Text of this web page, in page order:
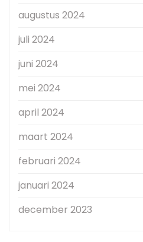
augustus 2024
juli 2024
juni 2024
mei 2024
april 2024
maart 2024
februari 2024
januari 2024
december 2023